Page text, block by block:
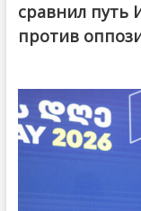
сравнил путь
против